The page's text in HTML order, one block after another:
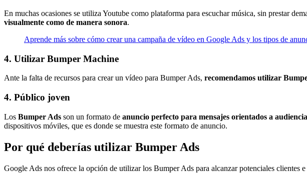
En muchas ocasiones se utiliza Youtube como plataforma para escuchar música, sin prestar
visualmente como de manera sonora.
Aprende más sobre cómo crear una campaña de vídeo en Google Ads y los tipos de
4. Utilizar Bumper Machine
Ante la falta de recursos para crear un vídeo para Bumper Ads, recomendamos utilizar
4. Público joven
Los Bumper Ads son un formato de anuncio perfecto para mensajes orientados a
dispositivos móviles, que es donde se muestra este formato de anuncio.
Por qué deberías utilizar Bumper Ads
Google Ads nos ofrece la opción de utilizar los Bumper Ads para alcanzar potenciales clientes